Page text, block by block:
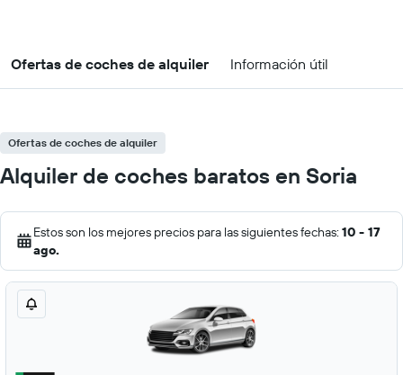
Ofertas de coches de alquiler Información útil
Ofertas de coches de alquiler
Alquiler de coches baratos en Soria
Estos son los mejores precios para las siguientes fechas: 10 - 17
ago.